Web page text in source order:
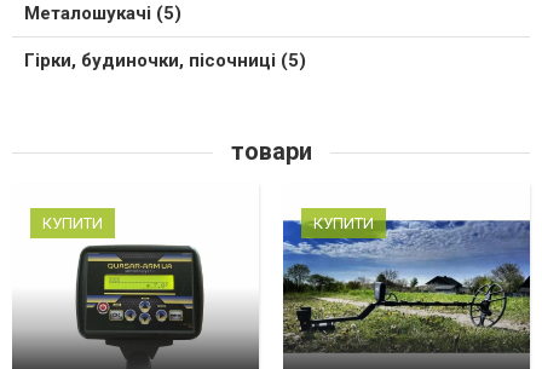
Металошукачі (5)
Гірки, будиночки, пісочниці (5)
товари
КУПИТИ КУПИТИ